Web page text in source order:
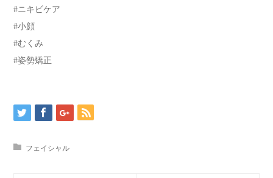
#ニキビケア
#小顔
#むくみ
#姿勢矯正
フェイシャル